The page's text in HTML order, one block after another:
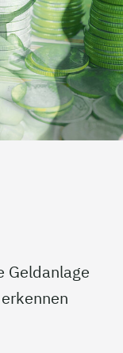
Geldanlage